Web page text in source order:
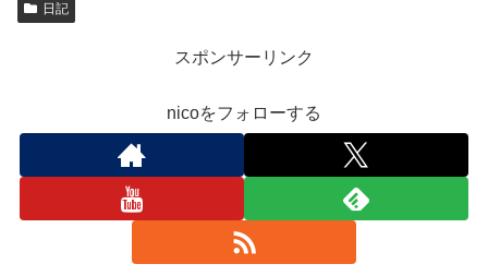
日記
スポンサーリンク
nicoをフォローする